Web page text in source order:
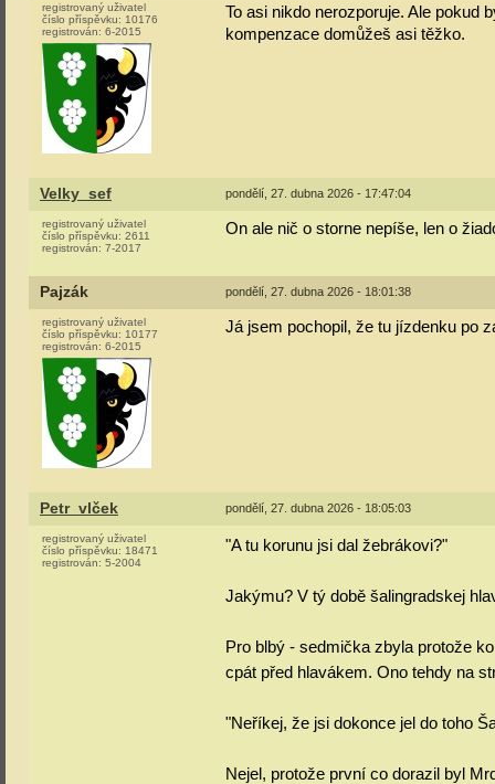
registrovaný uživatel
číslo příspěvku: 10176
registrován: 6-2015
To asi nikdo nerozporuje. Ale pokud
kompenzace domůžeš asi těžko.
Velky_sef pondělí, 27. dubna 2026 - 17:47:04
registrovaný uživatel
číslo příspěvku: 2611
registrován: 7-2017
On ale nič o storne nepíše, len o
Pajzák pondělí, 27. dubna 2026 - 18:01:38
registrovaný uživatel
číslo příspěvku: 10177
registrován: 6-2015
Já jsem pochopil, že tu jízdenku po
Petr_vlček pondělí, 27. dubna 2026 - 18:05:03
registrovaný uživatel
číslo příspěvku: 18471
registrován: 5-2004
"A tu korunu jsi dal žebrákovi?"
Jakýmu? V tý době šalingradskej
Pro blbý - sedmička zbyla protože
cpát před hlavákem. Ono tehdy na
"Neříkej, že jsi dokonce jel do toho
Nejel, protože první co dorazil byl